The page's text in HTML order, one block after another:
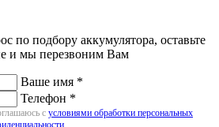
по подбору аккумулятора, оставьте
и мы перезвоним Вам
Ваше имя *
Телефон *
с условиями обработки персональных